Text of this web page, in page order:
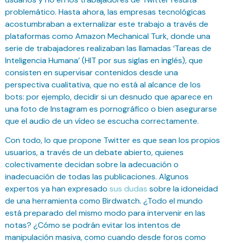
problemático. Hasta ahora, las empresas tecnológicas
acostumbraban a externalizar este trabajo a través de
plataformas como Amazon Mechanical Turk, donde una
serie de trabajadores realizaban las llamadas ‘Tareas de
Inteligencia Humana’ (HIT por sus siglas en inglés), que
consisten en supervisar contenidos desde una
perspectiva cualitativa, que no está al alcance de los
bots: por ejemplo, decidir si un desnudo que aparece en
una foto de Instagram es pornográfico o bien asegurarse
que el audio de un vídeo se escucha correctamente.
Con todo, lo que propone Twitter es que sean los propios
usuarios, a través de un debate abierto, quienes
colectivamente decidan sobre la adecuación o
inadecuación de todas las publicaciones. Algunos
expertos ya han expresado sus dudas sobre la idoneidad
de una herramienta como Birdwatch. ¿Todo el mundo
está preparado del mismo modo para intervenir en las
notas? ¿Cómo se podrán evitar los intentos de
manipulación masiva, como cuando desde foros como